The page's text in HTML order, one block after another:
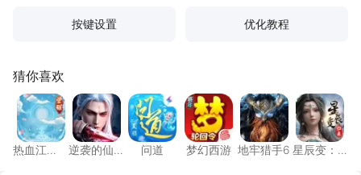
按键设置 优化教程
猜你喜欢
热血江湖：觉醒
热血江
逆袭的仙王
逆袭的仙
问道
问道
梦幻西游
梦幻西游
地牢猎手6
地牢猎手6
星辰
星辰变：